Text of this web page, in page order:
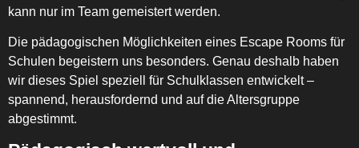
kann nur im Team gemeistert werden.
Die pädagogischen Möglichkeiten eines Escape Rooms für
Schulen begeistern uns besonders. Genau deshalb haben
wir dieses Spiel speziell für Schulklassen entwickelt –
spannend, herausfordernd und auf die Altersgruppe
abgestimmt.